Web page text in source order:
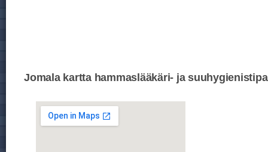
Jomala kartta hammaslääkäri- ja